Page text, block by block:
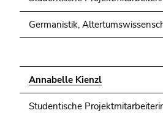
Germanistik,
Annabelle Kienzl
Studentische